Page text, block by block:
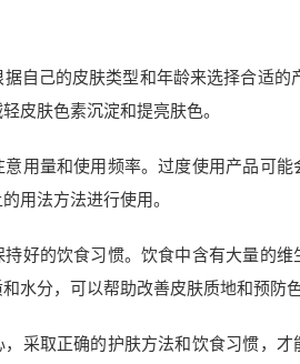
自己的皮肤类型和年龄来选择合适
皮肤色素沉淀和提亮肤色。
用量和使用频率。过度使用产品可
用法方法进行使用。
好的饮食习惯。饮食中含有大量的
水分，可以帮助改善皮肤质地和预防色
采取正确的护肤方法和饮食习惯，